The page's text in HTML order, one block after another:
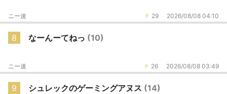
29 2026/08/08 04:10
ニー速
8 なーんーてねっ (10)
26 2026/08/08 03:49
ニー速
9 シュレックのゲーミングアヌス (14)